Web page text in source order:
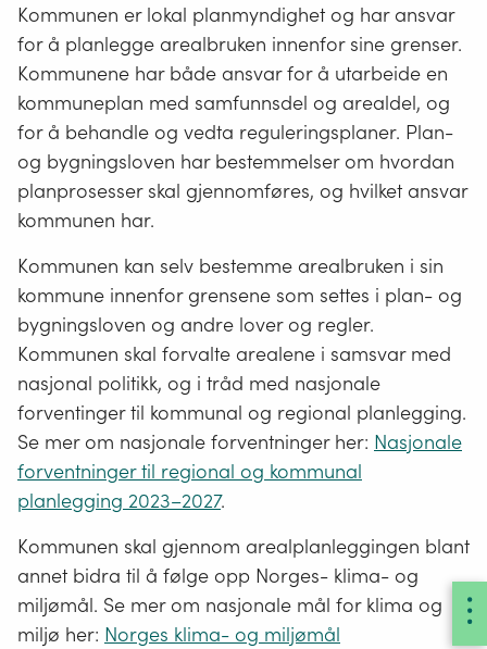
Kommunen er lokal planmyndighet og har ansvar
for å planlegge arealbruken innenfor sine grenser.
Kommunene har både ansvar for å utarbeide en
kommuneplan med samfunnsdel og arealdel, og
for å behandle og vedta reguleringsplaner. Plan-
og bygningsloven har bestemmelser om hvordan
planprosesser skal gjennomføres, og hvilket ansvar
kommunen har.
Kommunen kan selv bestemme arealbruken i sin
kommune innenfor grensene som settes i plan- og
bygningsloven og andre lover og regler.
Kommunen skal forvalte arealene i samsvar med
nasjonal politikk, og i tråd med nasjonale
forventinger til kommunal og regional planlegging.
Se mer om nasjonale forventninger her: Nasjonale
forventninger til regional og kommunal
planlegging 2023–2027.
Kommunen skal gjennom arealplanleggingen blant
annet bidra til å følge opp Norges- klima- og
miljømål. Se mer om nasjonale mål for klima og
miljø her: Norges klima- og miljømål